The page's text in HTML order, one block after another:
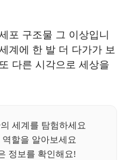
포 구조물 그 이상입니
계에 한 발 더 다가가 보
다른 시각으로 세상을
세계를 탐험하세요
할을 알아보세요
정보를 확인해요!